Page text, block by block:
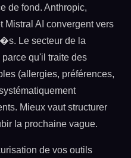
de fond. Anthropic,
Mistral AI convergent vers
Le secteur de la
qu'il traite des
(allergies, préférences,
Mieux vaut structurer
la prochaine vague.
de vos outils